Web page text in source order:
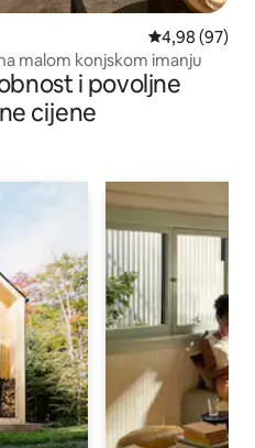
Prosječna
4,98 (97)
malom konjskom imanju
i povoljne
cijene